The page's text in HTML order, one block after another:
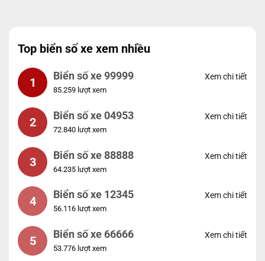
Top biển số xe xem nhiều
1 Biển số xe 99999
85.259 lượt xem
Xem chi tiết
2 Biển số xe 04953
72.840 lượt xem
Xem chi tiết
3 Biển số xe 88888
64.235 lượt xem
Xem chi tiết
4 Biển số xe 12345
56.116 lượt xem
Xem chi tiết
5 Biển số xe 66666
53.776 lượt xem
Xem chi tiết